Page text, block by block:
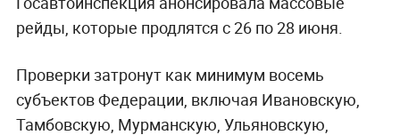
рейды, которые продлятся с 26 по 28 июня.
Проверки затронут как минимум восемь
субъектов Федерации, включая Ивановскую,
Тамбовскую, Мурманскую, Ульяновскую,